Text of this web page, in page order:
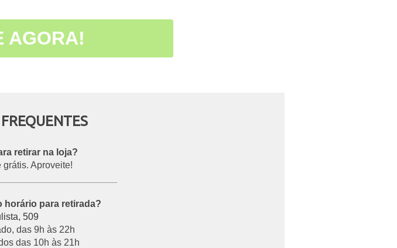
AGORA!
retirar na loja?
grátis. Aproveite!
horário para retirada?
509
das 9h às 22h
das 10h às 21h